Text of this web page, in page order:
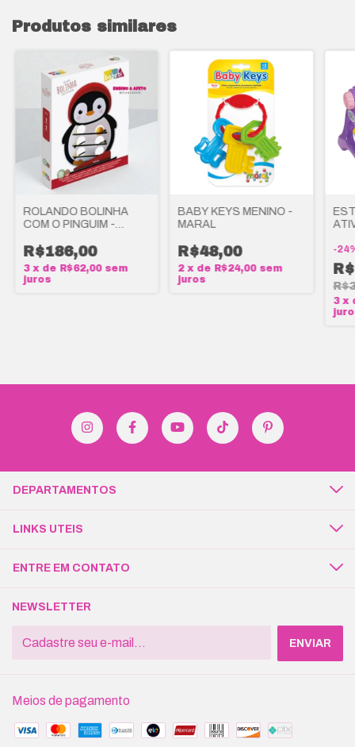
Produtos similares
ROLANDO BOLINHA
COM O PINGUIM -
R$186,00
3 x de R$62,00 sem
juros
BABY KEYS MENINO -
MARAL
R$48,00
2 x de R$24,00 sem
juros
-24
3 x
DEPARTAMENTOS
LINKS UTEIS
ENTRE EM CONTATO
NEWSLETTER
Meios de pagamento